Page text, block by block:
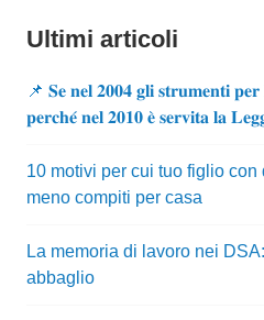
Ultimi articoli
📌 𝐒𝐞 𝐧𝐞𝐥 𝟐𝟎𝟎𝟒 𝐠𝐥𝐢 𝐬𝐭𝐫𝐮𝐦𝐞𝐧𝐭𝐢
𝐩𝐞𝐫𝐜𝐡𝐞́ 𝐧𝐞𝐥 𝟐𝟎𝟏𝟎 𝐞̀ 𝐬𝐞𝐫𝐯𝐢𝐭𝐚 𝐥𝐚
10 motivi per cui tuo figlio
meno compiti per casa
La memoria di lavoro nei
abbaglio